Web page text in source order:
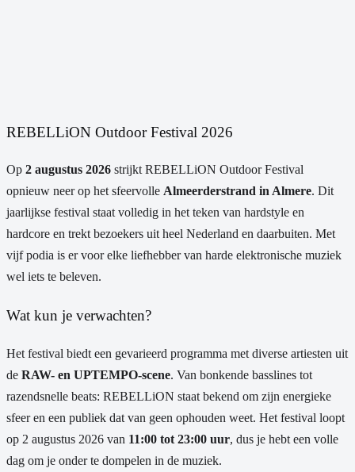
REBELLiON Outdoor Festival 2026
Op 2 augustus 2026 strijkt REBELLiON Outdoor Festival
opnieuw neer op het sfeervolle Almeerderstrand in Almere. Dit
jaarlijkse festival staat volledig in het teken van hardstyle en
hardcore en trekt bezoekers uit heel Nederland en daarbuiten. Met
vijf podia is er voor elke liefhebber van harde elektronische muziek
wel iets te beleven.
Wat kun je verwachten?
Het festival biedt een gevarieerd programma met diverse artiesten uit
de RAW- en UPTEMPO-scene. Van bonkende basslines tot
razendsnelle beats: REBELLiON staat bekend om zijn energieke
sfeer en een publiek dat van geen ophouden weet. Het festival loopt
op 2 augustus 2026 van 11:00 tot 23:00 uur, dus je hebt een volle
dag om je onder te dompelen in de muziek.